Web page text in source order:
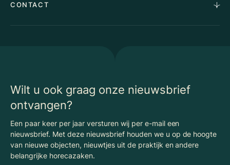
Advies
Vacatures
Algemene voorwaarden
Vergunningen
CONTACT
Wilt u ook graag onze nieuwsbrief
ontvangen?
Een paar keer per jaar versturen wij per e-mail een
nieuwsbrief. Met deze nieuwsbrief houden we u op de hoogte
van nieuwe objecten, nieuwtjes uit de praktijk en andere
belangrijke horecazaken.